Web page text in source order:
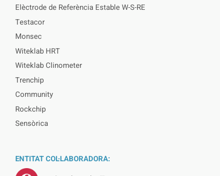
Elèctrode de Referència Estable W-S-RE
Testacor
Monsec
Witeklab HRT
Witeklab Clinometer
Trenchip
Community
Rockchip
Sensòrica
ENTITAT COL·LABORADORA: